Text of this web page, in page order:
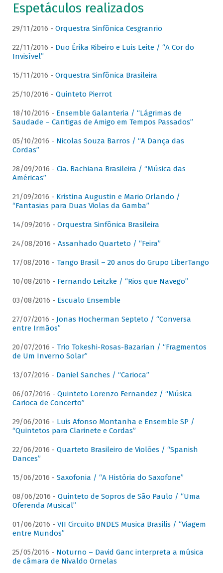
Espetáculos realizados
29/11/2016 - Orquestra Sinfônica Cesgranrio
22/11/2016 - Duo Érika Ribeiro e Luis Leite / “A Cor do
Invisível”
15/11/2016 - Orquestra Sinfônica Brasileira
25/10/2016 - Quinteto Pierrot
18/10/2016 - Ensemble Galanteria / “Lágrimas de
Saudade – Cantigas de Amigo em Tempos Passados”
05/10/2016 - Nicolas Souza Barros / “A Dança das
Cordas”
28/09/2016 - Cia. Bachiana Brasileira / “Música das
Américas”
21/09/2016 - Kristina Augustin e Mario Orlando /
“Fantasias para Duas Violas da Gamba”
14/09/2016 - Orquestra Sinfônica Brasileira
24/08/2016 - Assanhado Quarteto / “Feira”
17/08/2016 - Tango Brasil – 20 anos do Grupo LiberTango
10/08/2016 - Fernando Leitzke / “Rios que Navego”
03/08/2016 - Escualo Ensemble
27/07/2016 - Jonas Hocherman Septeto / “Conversa
entre Irmãos”
20/07/2016 - Trio Tokeshi-Rosas-Bazarian / “Fragmentos
de Um Inverno Solar”
13/07/2016 - Daniel Sanches / “Carioca”
06/07/2016 - Quinteto Lorenzo Fernandez / “Música
Carioca de Concerto”
29/06/2016 - Luis Afonso Montanha e Ensemble SP /
“Quintetos para Clarinete e Cordas”
22/06/2016 - Quarteto Brasileiro de Violões / “Spanish
Dances”
15/06/2016 - Saxofonia / “A História do Saxofone”
08/06/2016 - Quinteto de Sopros de São Paulo / “Uma
Oferenda Musical”
01/06/2016 - VII Circuito BNDES Musica Brasilis / “Viagem
entre Mundos”
25/05/2016 - Noturno – David Ganc interpreta a música
de câmara de Nivaldo Ornelas